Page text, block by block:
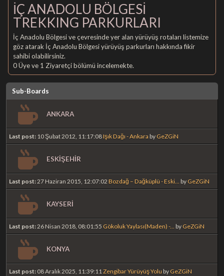
İÇ ANADOLU BÖLGESİ
TREKKING PARKURLARI
İç Anadolu Bölgesi ve çevresinde yer alan yürüyüş rotaları listemize
göz atarak İç Anadolu Bölgesi yürüyüş parkurları hakkında fikir
sahibi olabilirsiniz.
0 Üye ve 1 Ziyaretçi bölümü incelemekte.
Sub-Boards
ANKARA
Last post: 10 Şubat 2012, 11:17:08Işık Dağı - Ankara by GeZGiN
ESKİŞEHİR
Last post:27 Haziran 2015, 12:07:02 Bozdağ – Dağküplü - Eski... by GeZGiN
KAYSERİ
Last post:26 Nisan 2018, 08:01:55 Gökoluk Yaylası(Maden) -... by GeZGiN
KONYA
Last post: 08 Aralık 2025, 11:39:11Zengibar Yürüyüş Yolu by GeZGiN